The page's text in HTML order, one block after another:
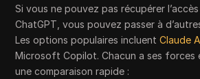
Si vous ne pouvez pas récupérer
ChatGPT, vous pouvez passer à
Les options populaires incluentClaude
Microsoft Copilot. Chacun a ses forces
une comparaison rapide :